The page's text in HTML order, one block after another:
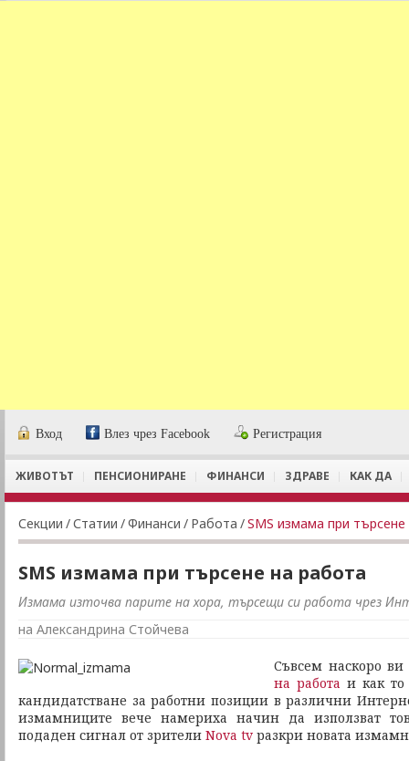
Вход Влез чрез Facebook Регистрация
ЖИВОТЪТ ПЕНСИОНИРАНЕ ФИНАНСИ ЗДРАВЕ КАК ДА
Секции /Статии /Финанси / Работа /SMS измама при
SMS измама при търсене на работа
Измама източва парите на хора, търсещи си работа чрез
на Александрина Стойчева
Съвсем наскоро
на работа и как то
кандидатстване за работни позиции в различни
измамниците вече намериха начин да използват
подаден сигнал от зрители Nova tv разкри новата